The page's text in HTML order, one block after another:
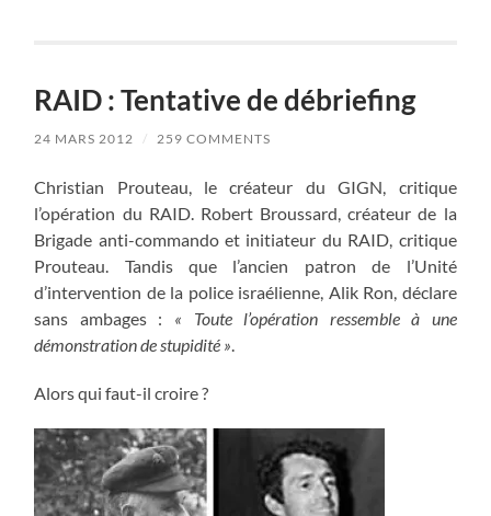
RAID : Tentative de débriefing
24 MARS 2012 / 259 COMMENTS
Christian Prouteau, le créateur du GIGN, critique
l’opération du RAID. Robert Broussard, créateur de la
Brigade anti-commando et initiateur du RAID, critique
Prouteau. Tandis que l’ancien patron de l’Unité
d’intervention de la police israélienne, Alik Ron, déclare
sans ambages : « Toute l’opération ressemble à une
démonstration de stupidité »
Alors qui faut-il croire ?